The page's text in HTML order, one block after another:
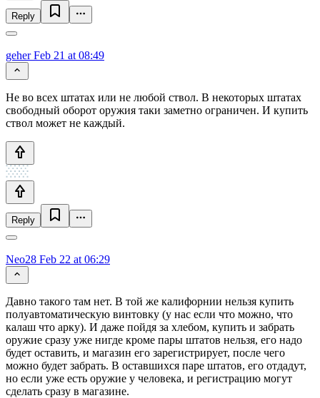
Reply
geherFeb 21 at 08:49
Не во всех штатах или не любой ствол. В некоторых штатах
свободный оборот оружия таки заметно ограничен. И купить
ствол может не каждый.
Reply
Neo28 Feb 22 at 06:29
Давно такого там нет. В той же калифорнии нельзя купить
полуавтоматическую винтовку (у нас если что можно, что
калаш что арку). И даже пойдя за хлебом, купить и забрать
оружие сразу уже нигде кроме пары штатов нельзя, его надо
будет оставить, и магазин его зарегистрирует, после чего
можно будет забрать. В оставшихся паре штатов, его отдадут,
но если уже есть оружие у человека, и регистрацию могут
сделать сразу в магазине.